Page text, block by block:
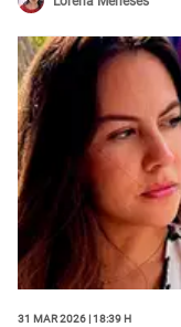
31 Mar 2026 | 18:39 h